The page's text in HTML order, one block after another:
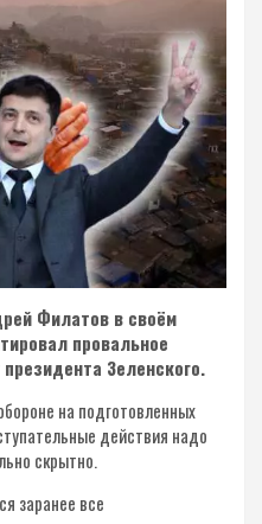
Филатов в своём
провальное
Зеленского.
на подготовленных
действия надо
скрытно.
заранее все